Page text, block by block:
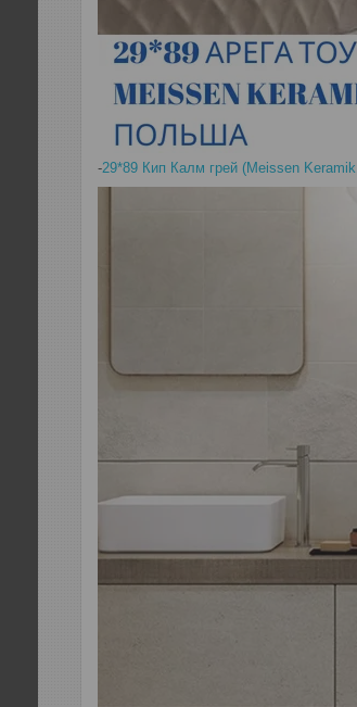
-29*89 Кип Калм грей (Meissen